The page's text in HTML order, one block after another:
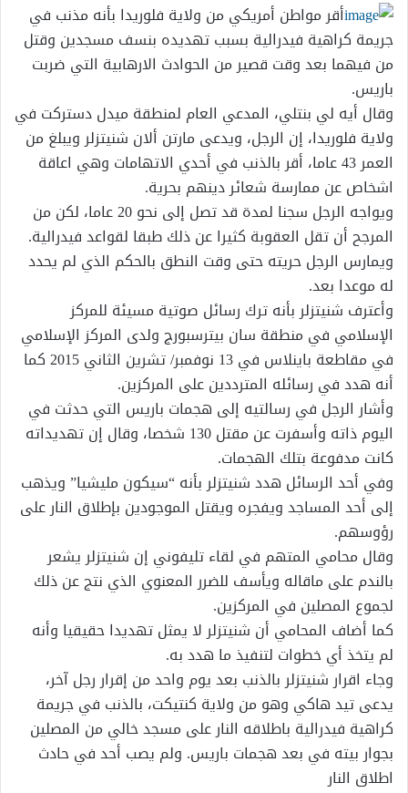
أقر مواطن أمريكي من ولاية فلوريدا بأنه مذنب في
جريمة كراهية فيدرالية بسبب تهديده بنسف مسجدين وقتل
من فيهما بعد وقت قصير من الحوادث الارهابية التي ضربت
باريس.
وقال أيه لي بنتلي، المدعي العام لمنطقة ميدل دستركت في
ولاية فلوريدا، إن الرجل، ويدعى مارتن ألان شنيتزلر ويبلغ من
العمر 43 عاما، أقر بالذنب في أحدي الاتهامات وهي اعاقة
اشخاص عن ممارسة شعائر دينهم بحرية.
ويواجه الرجل سجنا لمدة قد تصل إلى نحو 20 عاما، لكن من
المرجح أن تقل العقوبة كثيرا عن ذلك طبقا لقواعد فيدرالية.
ويمارس الرجل حريته حتى وقت النطق بالحكم الذي لم يحدد
له موعدا بعد.
وأعترف شنيتزلر بأنه ترك رسائل صوتية مسيئة للمركز
الإسلامي في منطقة سان بيترسبورج ولدى المركز الإسلامي
في مقاطعة باينلاس في 13 نوفمبر/ تشرين الثاني 2015 كما
أنه هدد في رسائله المترددين على المركزين.
وأشار الرجل في رسالتيه إلى هجمات باريس التي حدثت في
اليوم ذاته وأسفرت عن مقتل 130 شخصا، وقال إن تهديداته
كانت مدفوعة بتلك الهجمات.
وفي أحد الرسائل هدد شنيتزلر بأنه “سيكون مليشيا” ويذهب
إلى أحد المساجد ويفجره ويقتل الموجودين بإطلاق النار على
رؤوسهم.
وقال محامي المتهم في لقاء تليفوني إن شنيتزلر يشعر
بالندم على ماقاله ويأسف للضرر المعنوي الذي نتج عن ذلك
لجموع المصلين في المركزين.
كما أضاف المحامي أن شنيتزلر لا يمثل تهديدا حقيقيا وأنه
لم يتخذ أي خطوات لتنفيذ ما هدد به.
وجاء اقرار شنيتزلر بالذنب بعد يوم واحد من إقرار رجل آخر،
يدعى تيد هاكي وهو من ولاية كنتيكت، بالذنب في جريمة
كراهية فيدرالية باطلاقه النار على مسجد خالي من المصلين
بجوار بيته في بعد هجمات باريس. ولم يصب أحد في حادث
اطلاق النار